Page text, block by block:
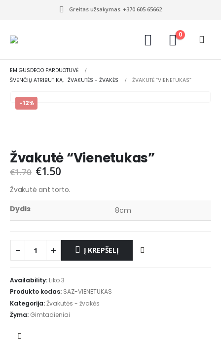
Greitas užsakymas +370 605 65662
0
EMIGUSDECO PARDUOTUVĖ
ŠVENČIŲ ATRIBUTIKA, ŽVAKUTĖS - ŽVAKĖS ŽVAKUTĖ “VIENETUKAS”
-12%
Žvakutė “Vienetukas”
€1.70 €1.50
Žvakutė ant torto.
Dydis
8cm
Į KREPŠELĮ
Availability: Liko 3
Produkto kodas: SAZ-VIENETUKAS
Kategorija:Žvakutės - žvakės
Žyma: Gimtadieniai